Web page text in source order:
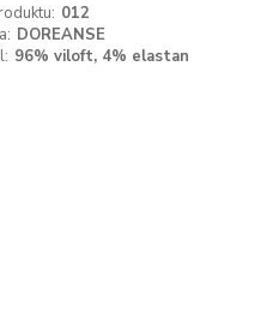
012
DOREANSE
96% viloft, 4% elastan